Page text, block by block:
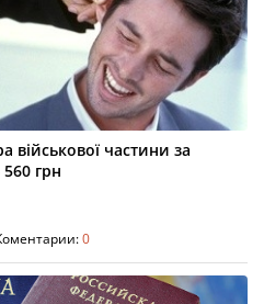
частини за
грн
0